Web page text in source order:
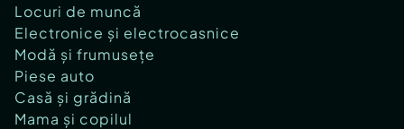
Locuri de muncă
Electronice și electrocasnice
Modă și frumusețe
Piese auto
Casă și grădină
Mama și copilul